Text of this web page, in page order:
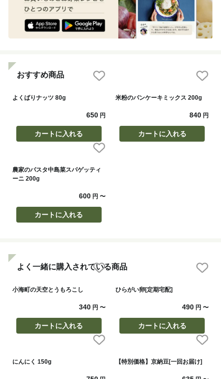
おすすめ商品
よくばりナッツ 80g
650円
カートに入れる
米粉のパンケーキミックス 200g
840 円
カートに入れる
農家のパスタ中島菜スパゲッティ
ーニ 200g
600円 〜
カートに入れる
よく一緒に購入されている商品
小海町の天空とうもろこし
340円 〜
カートに入れる
ひらがい卵[定期宅配]
490 円〜
カートに入れる
にんにく 150g 【特別価格】京納豆[一回お届け]